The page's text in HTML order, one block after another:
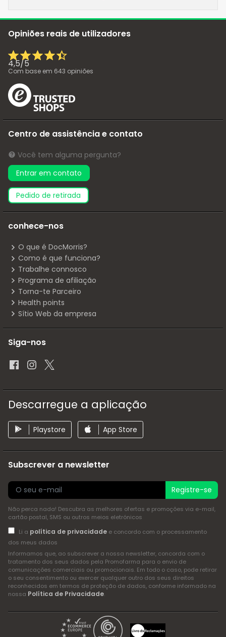
Opiniões reais de utilizadores
4,5/5
Com base em 643 opiniões
Centro de assistência e contato
Você tem alguma pergunta?
Entrar em contato
pedido de retirada
conhece-nos
O que é DocMorris?
Como é que funciona?
Trabalhe connosco
Programa de afiliação
Torna-te Parceiro
Health points
Sítio Web da empresa
Siga-nos
Descarregue a aplicação
Playstore App Store
Subscrever a newsletter
Registre-se
Não perca nada! Descubra as melhores ofertas e promoções via e-mail,
cartão postal, SMS ou outros meios eletrónicos
Li a política de privacidadee concordo com o processamento
dos meus dados
Informamos que, ao subscrever a nossa newsletter, concorda com o
tratamento dos seus dados pela Promofarma para o envio de
comunicações comerciais ou promocionais. Em todo o caso, pode retirar
o seu consentimento ou exercer qualquer outro dos seus direitos
reconhecidos em termos de proteção de dados, conforme informado na
nossa Política de Privacidade.